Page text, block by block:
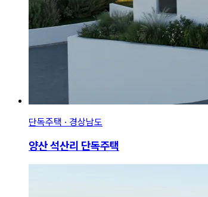
단독주택 · 경상남도
양산 석산리 단독주택